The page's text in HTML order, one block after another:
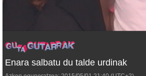
Enara salbatu du talde urdinak